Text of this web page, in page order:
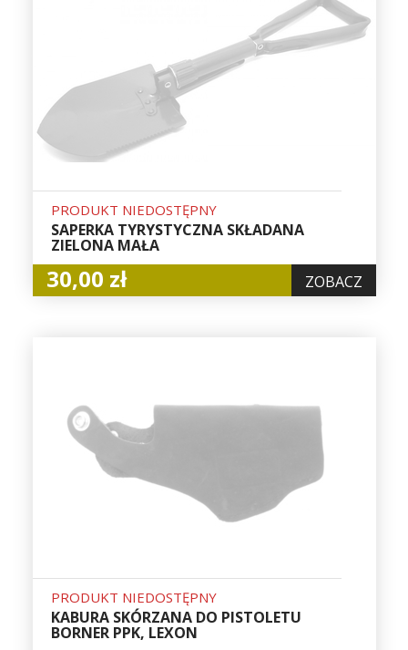
PRODUKT NIEDOSTĘPNY
SAPERKA TYRYSTYCZNA SKŁADANA
ZIELONA MAŁA
30,00 zł ZOBACZ
PRODUKT NIEDOSTĘPNY
KABURA SKÓRZANA DO PISTOLETU
BORNER PPK, LEXON